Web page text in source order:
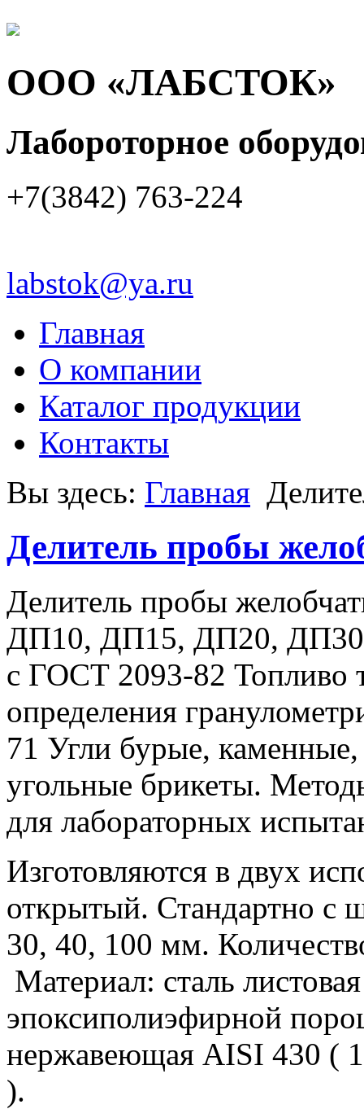
ООО «ЛАБСТОК»
Лабороторное
+7(3842) 763-224
labstok@ya.ru
Главная
О компании
Каталог продукции
Контакты
Вы здесь: Главная
Делитель пробы
Делитель пробы
ДП10, ДП15, ДП20,
с ГОСТ 2093-82 Топливо
определения
71 Угли бурые,
угольные брикеты.
для лабораторных
Изготовляются в двух
открытый. Стандартно с
30, 40, 100 мм.
Материал: сталь
эпоксиполиэфирной
нержавеющая AISI 430 (
).